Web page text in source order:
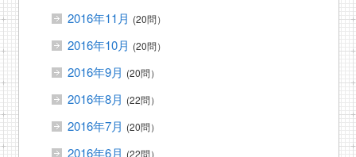
2016年11月 (20問）
2016年10月 (20問）
2016年9月 (20問）
2016年8月 (22問）
2016年7月 (20問）
2016年6月 (22問）